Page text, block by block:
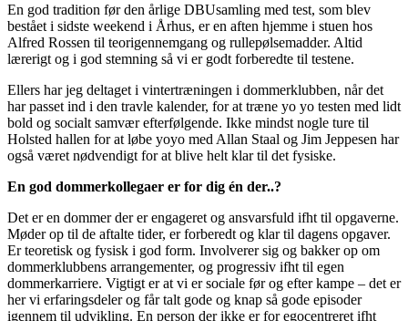
En god tradition før den årlige DBUsamling med test, som blev
bestået i sidste weekend i Århus, er en aften hjemme i stuen hos
Alfred Rossen til teorigennemgang og rullepølsemadder. Altid
lærerigt og i god stemning så vi er godt forberedte til testene.
Ellers har jeg deltaget i vintertræningen i dommerklubben, når det
har passet ind i den travle kalender, for at træne yo yo testen med lidt
bold og socialt samvær efterfølgende. Ikke mindst nogle ture til
Holsted hallen for at løbe yoyo med Allan Staal og Jim Jeppesen har
også været nødvendigt for at blive helt klar til det fysiske.
En god dommerkollegaer er for dig én der..?
Det er en dommer der er engageret og ansvarsfuld ifht til opgaverne.
Møder op til de aftalte tider, er forberedt og klar til dagens opgaver.
Er teoretisk og fysisk i god form. Involverer sig og bakker op om
dommerklubbens arrangementer, og progressiv ifht til egen
dommerkarriere. Vigtigt er at vi er sociale før og efter kampe – det er
her vi erfaringsdeler og får talt gode og knap så gode episoder
igennem til udvikling. En person der ikke er for egocentreret ifht